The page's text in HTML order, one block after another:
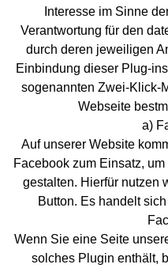
Interesse im Sinne
Verantwortung für den
durch deren jeweiligen
Einbindung dieser Plug-
sogenannten Zwei-Klick-
Webseite
a)
Auf unserer Website
Facebook zum Einsatz,
gestalten. Hierfür nutzen
Button. Es handelt
Wenn Sie eine Seite
solches Plugin enthält,